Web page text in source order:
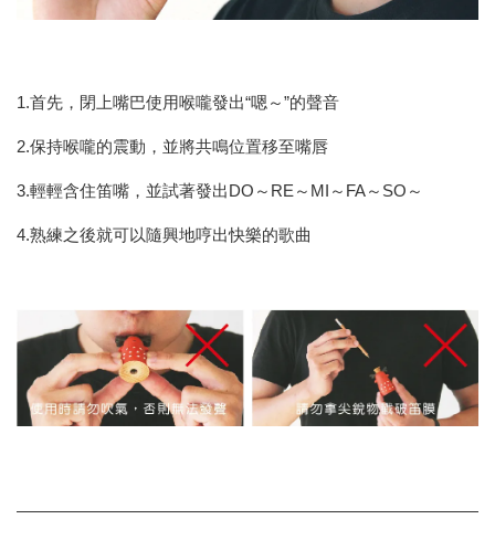
1.首先，閉上嘴巴使用喉嚨發出“嗯～”的聲音
2.保持喉嚨的震動，並將共鳴位置移至嘴唇
3.輕輕含住笛嘴，並試著發出DO～RE～MI～FA～SO～
4.熟練之後就可以隨興地哼出快樂的歌曲